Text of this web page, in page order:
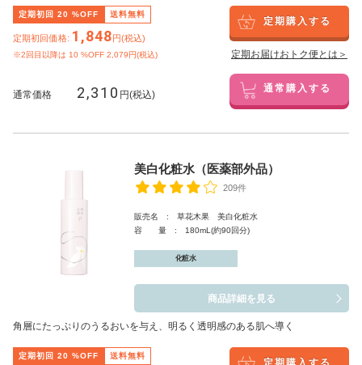
定期初回 20 %OFF 送料無料
定期初回価格: 1,848円(税込)
※2回目以降は 10 %OFF 2,079円(税込)
定期購入する
定期お届けおトク便とは＞
通常価格 2,310 円(税込) 通常購入する
美白化粧水（医薬部外品）
209件
販売名 : 草花木果 美白化粧水
容 量 : 180mL(約90回分)
化粧水
商品詳細を見る
角層にたっぷりのうるおいを与え、明るく透明感のある肌へ導く
定期初回 20 %OFF 送料無料
定期購入する